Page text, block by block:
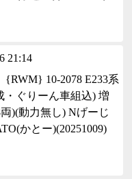
21:14
{RWM} 10-2078 E233系
・ぐりーん車組込) 増
)(動力無し) Nげーじ
かとー)(20251009)